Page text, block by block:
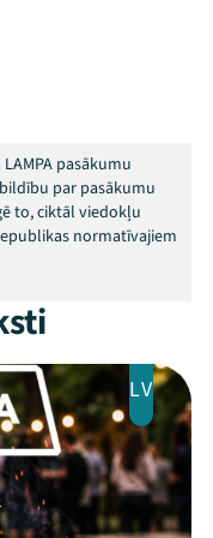
pasākumu
par pasākumu
to, ciktāl viedokļu
normatīvajiem
LV